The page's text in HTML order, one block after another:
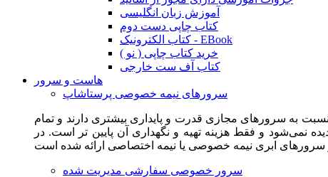
آموزش زبان انگلیسی
کتاب چاپی دست دوم
کتاب الکترونیک - EBook
خرید کتاب چاپی ( نو )
کتاب آف ست خارجی
هاست و سرور
سرورهای نیمه خصوصی پرستاشاپ
به سرورهای مجازی قدرت و پایداری بیشتری دارند و تمام
و فقط هزینه تهیه و نگهداری آن پایین تر است. در
سرور خصوصی سفارشی مدیریت شده